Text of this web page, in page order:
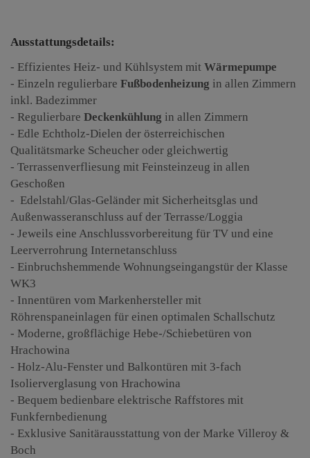
Ausstattungsdetails:
- Effizientes Heiz- und Kühlsystem mit Wärmepumpe
- Einzeln regulierbare Fußbodenheizung in allen Zimmern
inkl. Badezimmer
- Regulierbare Deckenkühlung in allen Zimmern
- Edle Echtholz-Dielen der österreichischen
Qualitätsmarke Scheucher oder gleichwertig
- Terrassenverfliesung mit Feinsteinzeug in allen
Geschoßen
- Edelstahl/Glas-Geländer mit Sicherheitsglas und
Außenwasseranschluss auf der Terrasse/Loggia
- Jeweils eine Anschlussvorbereitung für TV und eine
Leerverrohrung Internetanschluss
- Einbruchshemmende Wohnungseingangstür der Klasse
WK3
- Innentüren vom Markenhersteller mit
Röhrenspaneinlagen für einen optimalen Schallschutz
- Moderne, großflächige Hebe-/Schiebetüren von
Hrachowina
- Holz-Alu-Fenster und Balkontüren mit 3-fach
Isolierverglasung von Hrachowina
- Bequem bedienbare elektrische Raffstores mit
Funkfernbedienung
- Exklusive Sanitärausstattung von der Marke Villeroy &
Boch